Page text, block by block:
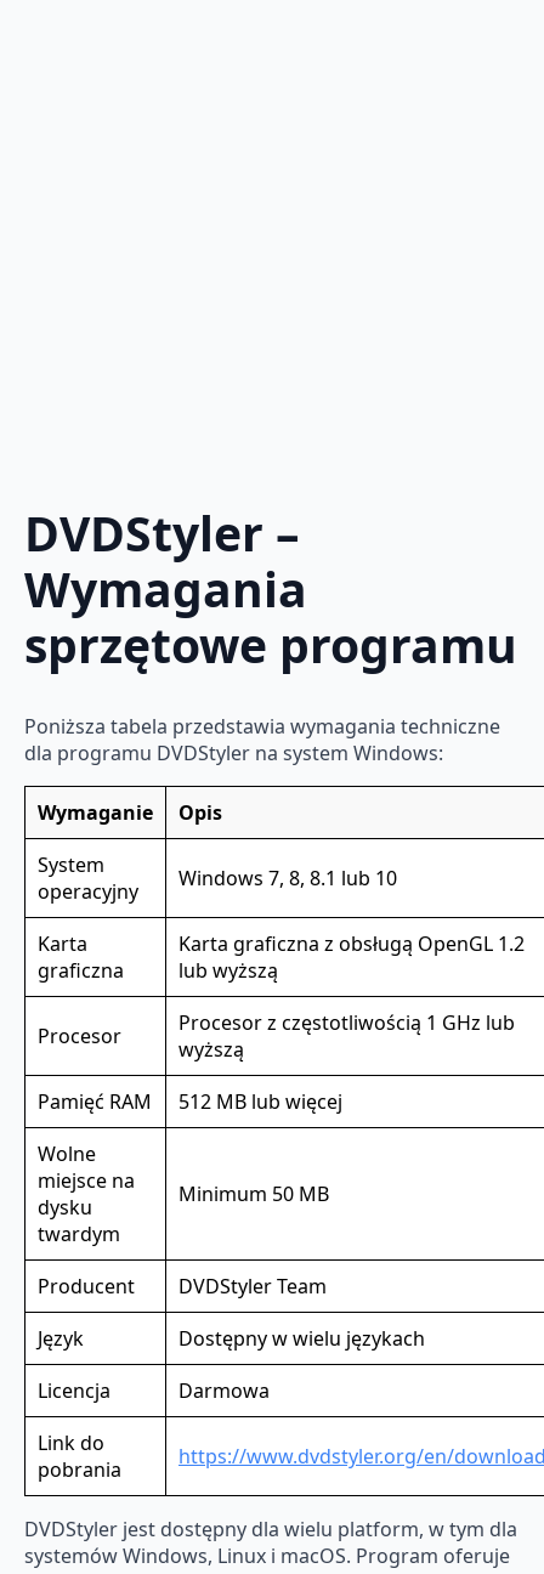
DVDStyler –
Wymagania
sprzętowe programu
Poniższa tabela przedstawia wymagania techniczne
dla programu DVDStyler na system Windows:
Wymaganie
Opis
System
operacyjny
Windows 7, 8, 8.1 lub 10
Karta
graficzna
Karta graficzna z obsługą OpenGL 1.2
lub wyższą
Procesor
Procesor z częstotliwością 1 GHz lub
wyższą
Pamięć RAM
512 MB lub więcej
Wolne
miejsce na
dysku
twardym
Minimum 50 MB
Producent
DVDStyler Team
Język
Dostępny w wielu językach
Licencja
Darmowa
Link do
pobrania
https://www.dvdstyler.org/en/
DVDStyler jest dostępny dla wielu platform, w tym dla
systemów Windows, Linux i macOS. Program oferuje